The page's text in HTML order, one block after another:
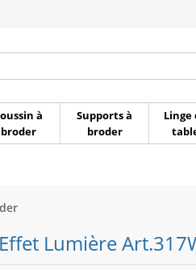
à
broder
Supports à
broder
Linge
Lumière